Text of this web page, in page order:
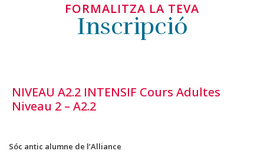
FORMALITZA LA TEVA
Inscripció
NIVEAU A2.2 INTENSIF Cours Adultes
Niveau 2 – A2.2
Sóc antic alumne de l’Alliance